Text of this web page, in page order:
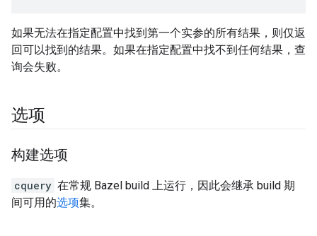
如果无法在指定配置中找到第一个实参的所有结果，则仅返
回可以找到的结果。如果在指定配置中找不到任何结果，查
询会失败。
选项
构建选项
cquery 在常规 Bazel build 上运行，因此会继承 build 期
间可用的选项集。